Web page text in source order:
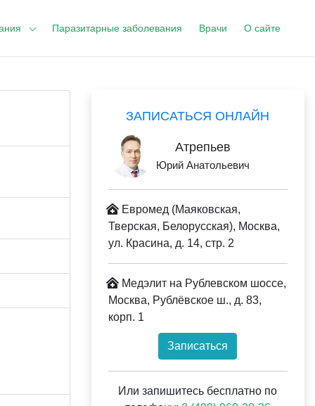
Паразитарные заболевания Врачи О сайте
ЗАПИСАТЬСЯ ОНЛАЙН
Атрепьев
Юрий Анатольевич
Евромед (Маяковская,
Тверская, Белорусская), Москва,
ул. Красина, д. 14, стр. 2
Медэлит на Рублевском шоссе,
Москва, Рублёвское ш., д. 83,
корп. 1
Записаться
Или запишитесь бесплатно по